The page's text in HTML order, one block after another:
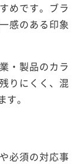
めです。ブラ
感のある印象
・製品のカラ
りにくく、混
。
必須の対応事